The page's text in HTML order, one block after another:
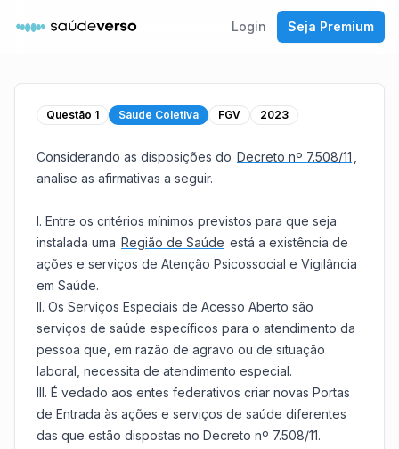
Login Seja Premium
Questão 1 Saude Coletiva FGV 2023
Considerando as disposições do Decreto nº 7.508/11
analise as afirmativas a seguir.
I. Entre os critérios mínimos previstos para que seja
instalada uma Região de Saúde está a existência de
ações e serviços de Atenção Psicossocial e Vigilância
em Saúde.
II. Os Serviços Especiais de Acesso Aberto são
serviços de saúde específicos para o atendimento da
pessoa que, em razão de agravo ou de situação
laboral, necessita de atendimento especial.
III. É vedado aos entes federativos criar novas Portas
de Entrada às ações e serviços de saúde diferentes
das que estão dispostas no Decreto nº 7.508/11.